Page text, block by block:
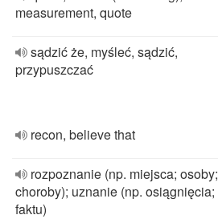
measurement, quote
sądzić że, myśleć, sądzić,
przypuszczać
recon, believe that
rozpoznanie (np. miejsca; osoby;
choroby); uznanie (np. osiągnięcia;
faktu)